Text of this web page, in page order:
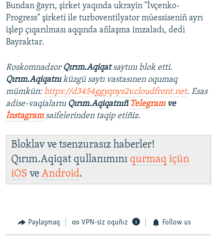
Bundan ğayrı, şirket yaqında ukrayin "İvçenko-
Progress" şirketi ile turboventilyator müessiseniñ ayrı
işlep çıqarılması aqqında añlaşma imzaladı, dedi
Bayraktar.
Roskomnadzor Qırım.Aqiqatsaytını blok etti.
Qırım.Aqiqatnıküzgü saytı vastasınen oqumaq
mümkün:https://d3454ggyqnys2v.cloudfront.net. Esas
adise-vaqialarnı Qırım.Aqiqatnıñ Telegramve
İnstagram saifelerinden taqip etiñiz.
Bloklav ve tsenzurasız haberler!
Qırım.Aqiqat qullanımını qurmaq içün
iOS ve Android.
Paylaşmaq VPN-siz oquñız Follow us